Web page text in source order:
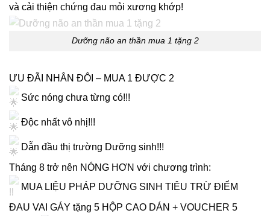
và cải thiện chứng đau mỏi xương khớp!
Dưỡng não an thần mua 1 tặng 2
ƯU ĐÃI NHÂN ĐÔI – MUA 1 ĐƯỢC 2
Sức nóng chưa từng có!!!
Độc nhất vô nhị!!!
Dẫn đầu thị trường Dưỡng sinh!!!
Tháng 8 trở nên NÓNG HƠN với chương trình:
MUA LIỆU PHÁP DƯỠNG SINH TIÊU TRỪ ĐIỂM
ĐAU VAI GÁY tặng 5 HỘP CAO DÁN + VOUCHER 5